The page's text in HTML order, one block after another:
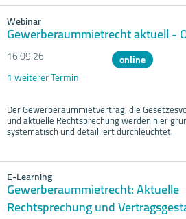
Webinar
Gewerberaummietrecht aktuell -
16.09.26 online
1 weiterer Termin
Der Gewerberaummietvertrag, die
und aktuelle Rechtsprechung werden hier
systematisch und detailliert durchleuchtet.
E-Learning
Gewerberaummietrecht: Aktuelle
Rechtsprechung und